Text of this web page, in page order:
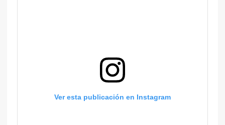
Ver esta publicación en Instagram